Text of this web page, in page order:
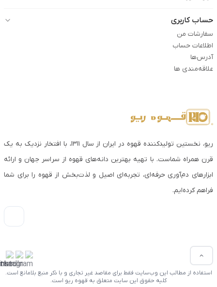
حساب کاربری
سفارشات من
اطلاعات حساب
آدرس‌ها
علاقه‌مندی ها
ریو، نخستین تولیدکننده قهوه در ایران از سال ۱۳۱۱، با افتخار نزدیک به یک
قرن همراه شماست. با تهیه بهترین دانه‌های قهوه از سراسر جهان و ارائه
ابزارهای دم‌آوری حرفه‌ای، تجربه‌ای اصیل و لذت‌بخش از قهوه را برای شما
فراهم کرده‌ایم.
استفاده از مطالب این وب‌سایت فقط برای مقاصد غیر تجاری و با ذکر منبع بلامانع است.
کلیه حقوق این سایت متعلق به قهوه ریو است.